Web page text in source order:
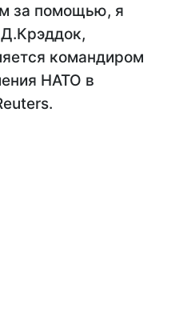
за помощью, я
командиром
НАТО в